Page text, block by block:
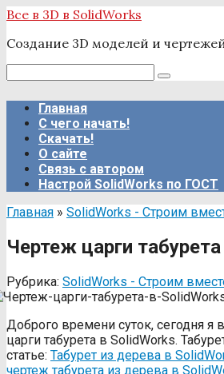
Перейти
контенту
Все в 3D в SolidWorks
Создание 3D моделей и
Главная
С чего начать!
Скачать!
О сайте
Связь с автором
Настрой SolidWorks по ГОСТ
Главная » SolidWorks - Строим
Чертеж царги
Рубрика: SolidWorks - Строим
Доброго времени суток, сегодня я
царги табурета в SolidWorks.
статье: Табурет из дерева в
чертеж табурета из дерева в